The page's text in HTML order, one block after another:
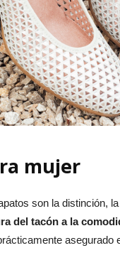
mujer
son la distinción, la
del tacón a la
asegurado